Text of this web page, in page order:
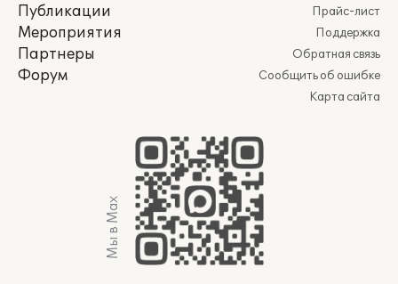
Публикации
Мероприятия
Партнеры
Форум
Прайс-лист
Поддержка
Обратная связь
Сообщить об ошибке
Карта сайта
Мы в Max